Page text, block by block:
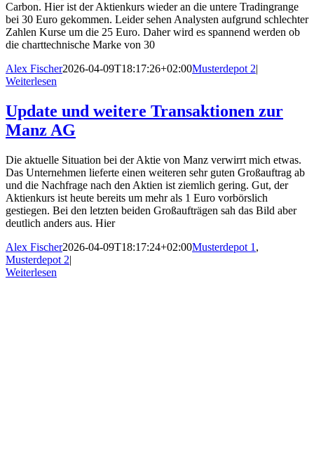
Carbon. Hier ist der Aktienkurs wieder an die untere Tradingrange
bei 30 Euro gekommen. Leider sehen Analysten aufgrund schlechter
Zahlen Kurse um die 25 Euro. Daher wird es spannend werden ob
die charttechnische Marke von 30
Alex Fischer2026-04-09T18:17:26+02:00Musterdepot 2|
Weiterlesen
Update und weitere Transaktionen zur
Manz AG
Die aktuelle Situation bei der Aktie von Manz verwirrt mich etwas.
Das Unternehmen lieferte einen weiteren sehr guten Großauftrag ab
und die Nachfrage nach den Aktien ist ziemlich gering. Gut, der
Aktienkurs ist heute bereits um mehr als 1 Euro vorbörslich
gestiegen. Bei den letzten beiden Großaufträgen sah das Bild aber
deutlich anders aus. Hier
Alex Fischer2026-04-09T18:17:24+02:00Musterdepot 1 ,
Musterdepot 2|
Weiterlesen